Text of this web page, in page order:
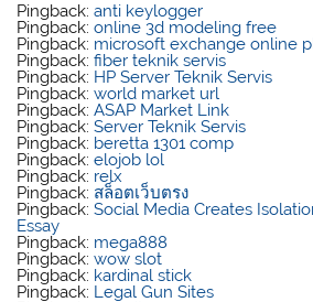
Pingback:anti keylogger
Pingback:online 3d modeling free
Pingback: microsoft exchange online
Pingback:fiber teknik servis
Pingback: HP Server Teknik Servis
Pingback:world market url
Pingback:ASAP Market Link
Pingback:Server Teknik Servis
Pingback: beretta 1301 comp
Pingback:elojob lol
Pingback: relx
Pingback: สล็อตเว็บตรง
Pingback:Social Media Creates
Essay
Pingback: mega888
Pingback:wow slot
Pingback: kardinal stick
Pingback: Legal Gun Sites